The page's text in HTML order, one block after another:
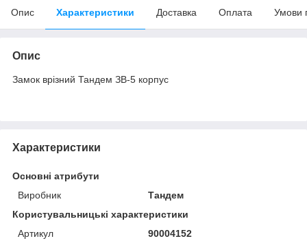
Опис Характеристики Доставка Оплата Умови
Опис
Замок врізний Тандем ЗВ-5 корпус
Характеристики
Основні атрибути
Виробник
Тандем
Користувальницькі характеристики
Артикул
90004152